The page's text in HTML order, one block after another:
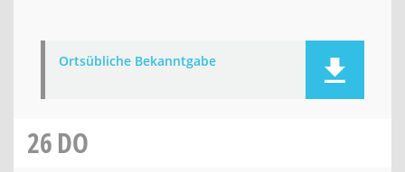
Ortsübliche Bekanntgabe
26DO